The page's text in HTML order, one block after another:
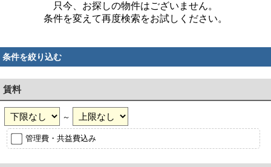
只今、お探しの物件はございません。
条件を変えて再度検索をお試しください。
条件を絞り込む
賃料
～
管理費・共益費込み